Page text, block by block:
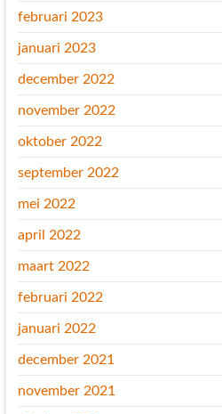
februari 2023
januari 2023
december 2022
november 2022
oktober 2022
september 2022
mei 2022
april 2022
maart 2022
februari 2022
januari 2022
december 2021
november 2021